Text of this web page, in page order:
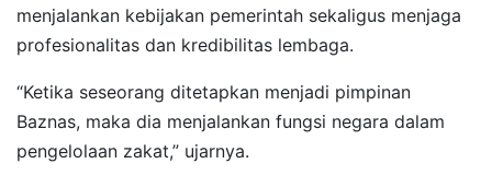
menjalankan kebijakan pemerintah sekaligus menjaga
profesionalitas dan kredibilitas lembaga.
“Ketika seseorang ditetapkan menjadi pimpinan
Baznas, maka dia menjalankan fungsi negara dalam
pengelolaan zakat,” ujarnya.